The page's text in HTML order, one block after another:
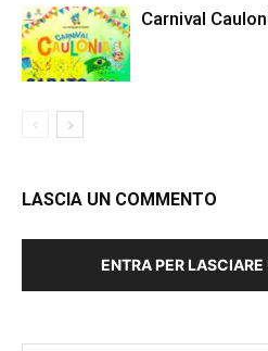
Carnival
LASCIA UN COMMENTO
ENTRA PER